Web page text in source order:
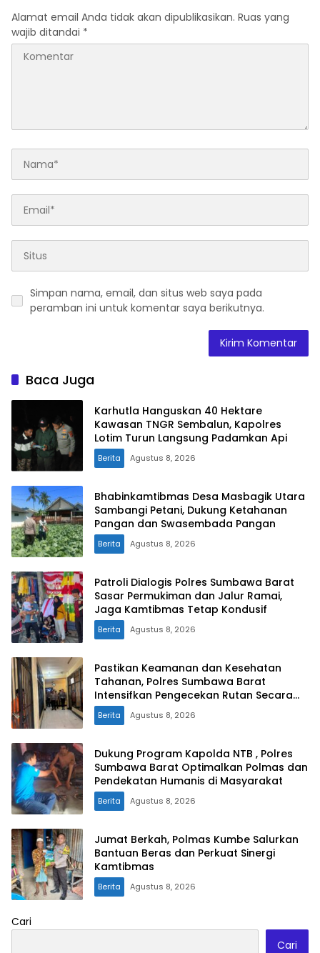
Alamat email Anda tidak akan dipublikasikan. Ruas yang
wajib ditandai *
Simpan nama, email, dan situs web saya pada
peramban ini untuk komentar saya berikutnya.
Baca Juga
Karhutla Hanguskan 40 Hektare
Kawasan TNGR Sembalun, Kapolres
Lotim Turun Langsung Padamkan Api
Berita Agustus 8, 2026
Bhabinkamtibmas Desa Masbagik Utara
Sambangi Petani, Dukung Ketahanan
Pangan dan Swasembada Pangan
Berita Agustus 8, 2026
Patroli Dialogis Polres Sumbawa Barat
Sasar Permukiman dan Jalur Ramai,
Jaga Kamtibmas Tetap Kondusif
Berita Agustus 8, 2026
Pastikan Keamanan dan Kesehatan
Tahanan, Polres Sumbawa Barat
Intensifkan Pengecekan Rutan Secara
Berkala
Berita Agustus 8, 2026
Dukung Program Kapolda NTB , Polres
Sumbawa Barat Optimalkan Polmas dan
Pendekatan Humanis di Masyarakat
Berita Agustus 8, 2026
Jumat Berkah, Polmas Kumbe Salurkan
Bantuan Beras dan Perkuat Sinergi
Kamtibmas
Berita Agustus 8, 2026
Cari
Cari